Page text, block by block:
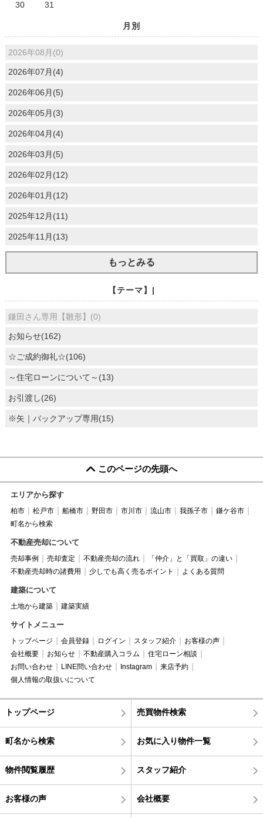
30
31
月別
2026年08月(0)
2026年07月(4)
2026年06月(5)
2026年05月(3)
2026年04月(4)
2026年03月(5)
2026年02月(12)
2026年01月(12)
2025年12月(11)
2025年11月(13)
もっとみる
【テーマ】|
鎌田さん専用【雛形】(0)
お知らせ(162)
☆ご成約御礼☆(106)
～住宅ローンについて～(13)
お引渡し(26)
※矢｜バックアップ専用(15)
このページの先頭へ
エリアから探す
柏市 松戸市 船橋市 野田市 市川市 流山市 我孫子市
鎌ケ谷市
町名から検索
不動産売却について
売却事例 売却査定 不動産売却の流れ
「仲介」と「買取」の違い
不動産売却時の諸費用
少しでも高く売るポイント よくある質問
建築について
土地から建築 建築実績
サイトメニュー
トップページ 会員登録 ログイン スタッフ紹介
お客様の声
会社概要
お知らせ 不動産購入コラム
住宅ローン相談
お問い合わせ
LINE問い合わせ Instagram
来店予約
個人情報の取扱いについて
トップページ 売買物件検索
町名から検索 お気に入り物件一覧
物件閲覧履歴 スタッフ紹介
お客様の声 会社概要